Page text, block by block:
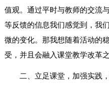
值观。通过平时与教师的交流
等反馈的信息我们感觉到，我
微的变化。那我想随着活动的
受，并且会融入课堂教学改革
二、立足课堂，加强实践